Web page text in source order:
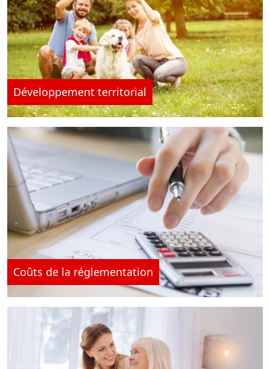
Développement territorial
Coûts de la réglementation